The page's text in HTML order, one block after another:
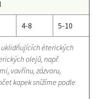
4-8 5-10
éterických
olejů, např.
vavřínu, zázvoru,
kapek snížíme podle